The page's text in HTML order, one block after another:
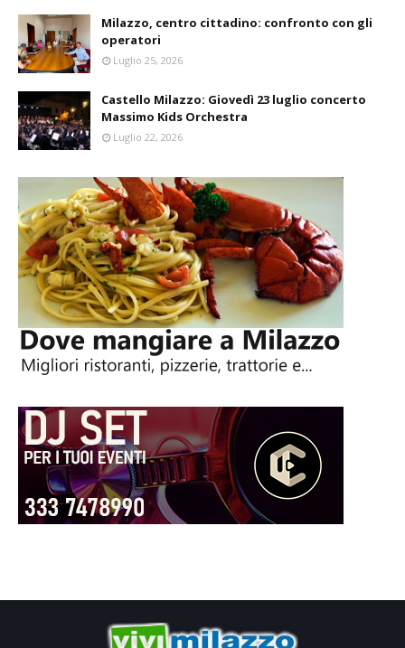
Milazzo, centro cittadino: confronto con gli
operatori
Luglio 25, 2026
Castello Milazzo: Giovedì 23 luglio concerto
Massimo Kids Orchestra
Luglio 22, 2026